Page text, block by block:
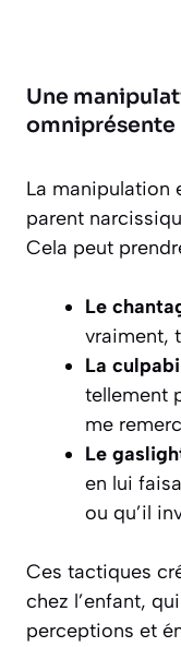
Une
omniprésente
La manipulation
parent
Cela peut
Le
vraiment,
La
tellement
me
Le
en lui
ou qu’il
Ces tactiques
chez l’enfant,
perceptions et